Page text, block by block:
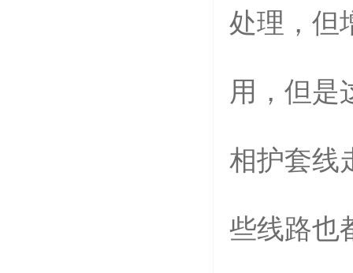
处理，但
用，但是
相护套线
些线路也